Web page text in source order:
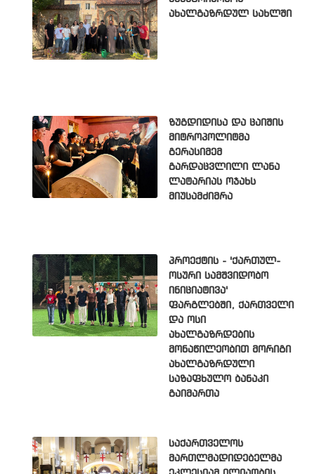
ახალგაზრდულ სახლში
ზუგდიდისა და ცაიშის
მიტროპოლიტმა
გერასიმემ
გარდაცვლილი ლანა
ლატარიას ოჯახს
მიუსამძიმრა
პროექტის - 'ქართულ-
ოსური სამშვიდობო
ინიციატივა'
ფარგლებში, ქართველი
და ოსი
ახალგაზრდების
მონაწილეობით მორიგი
ახალგაზრდული
საზაფხულო ბანაკი
გაიმართა
საქართველოს
მართლმადიდებელმა